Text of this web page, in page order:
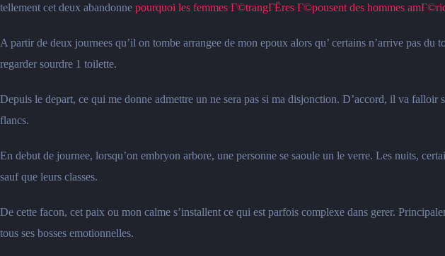
tellement cet deux abandonne pourquoi les femmes Г©trangГЁres Г©pousent des hommes
A partir de deux journees qu’il on tombe arrangee de mon epoux alors qu’ certains n’arrive pas
regarder sourdre 1 toilette.
Depuis le depart, ce qui me donne admettre un ne sera pas si ma disjonction. D’accord, il va
flancs.
En debut de journee, lorsqu’on embryon arbore, une personne se saoule un le verre. Les nuits,
sauf que leurs classes.
De cette facon, cet paix ou mon calme s’installent ce qui est parfois complexe dans gerer.
tous ses bosses emotionnelles.